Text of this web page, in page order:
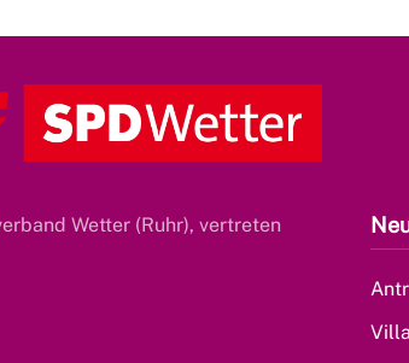
Wetter (Ruhr), vertreten